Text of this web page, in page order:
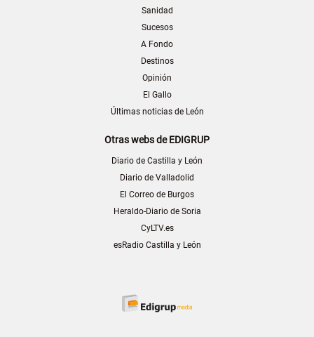
Sanidad
Sucesos
A Fondo
Destinos
Opinión
El Gallo
Últimas noticias de León
Otras webs de EDIGRUP
Diario de Castilla y León
Diario de Valladolid
El Correo de Burgos
Heraldo-Diario de Soria
CyLTV.es
esRadio Castilla y León